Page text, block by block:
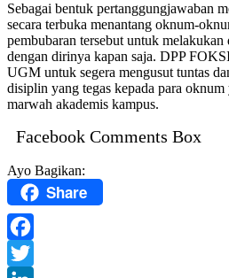
Sebagai bentuk pertanggungjawaban
secara terbuka menantang oknum-
pembubaran tersebut untuk melakukan
dengan dirinya kapan saja. DPP
UGM untuk segera mengusut tuntas
disiplin yang tegas kepada para
marwah akademis kampus.
Facebook Comments Box
Ayo Bagikan:
Share
Facebook